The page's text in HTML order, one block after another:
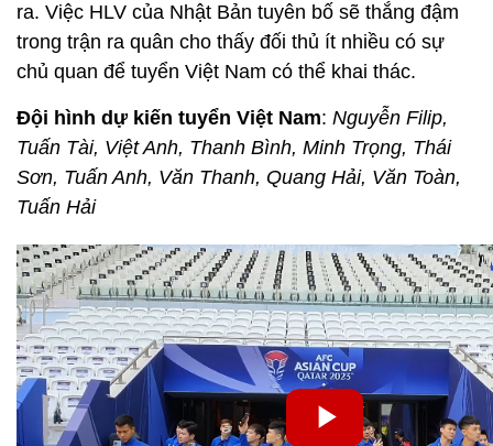
ra. Việc HLV của Nhật Bản tuyên bố sẽ thắng đậm
trong trận ra quân cho thấy đối thủ ít nhiều có sự
chủ quan để tuyển Việt Nam có thể khai thác.
Đội hình dự kiến tuyển Việt Nam: Nguyễn Filip,
Tuấn Tài, Việt Anh, Thanh Bình, Minh Trọng, Thái
Sơn, Tuấn Anh, Văn Thanh, Quang Hải, Văn Toàn,
Tuấn Hải